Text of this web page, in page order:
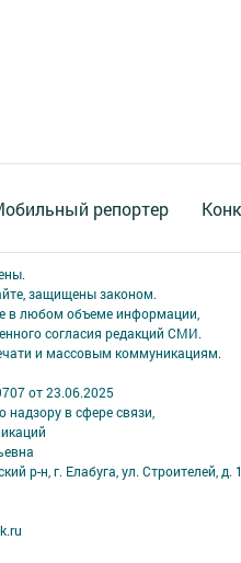
репортер
защищены законом.
в любом объеме информации,
согласия редакций СМИ.
и массовым коммуникациям.
от 23.06.2025
в сфере связи,
р-н, г. Елабуга, ул. Строителей, д.